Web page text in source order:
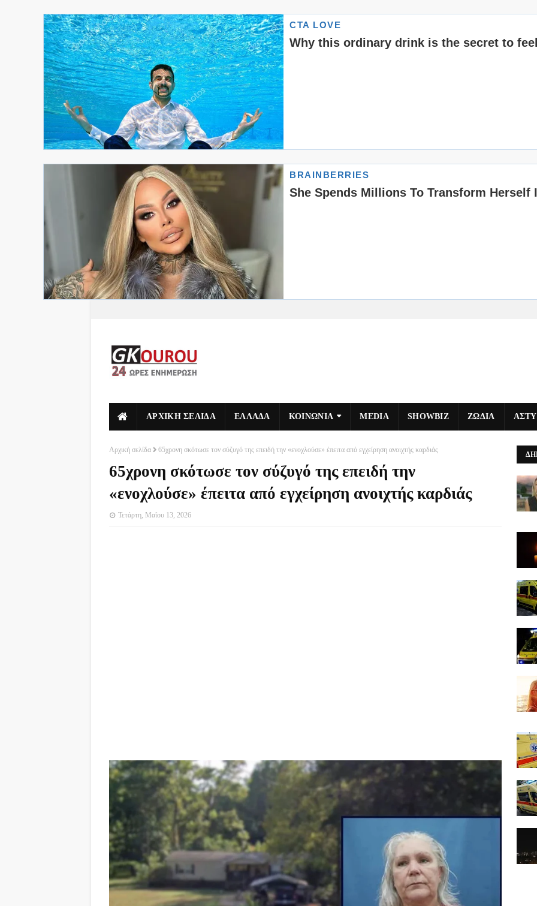
ΑΡΧΙΚΗ ΣΕΛΙΔΑ ΕΛΛΑΔΑ ΚΟΙΝΩΝΙΑ MEDIA SHOWBIZ ΖΩΔΙΑ
Αρχική σελίδα 65χρονη σκότωσε τον σύζυγό της επειδή την «ενοχλούσε» έπειτα από εγχείρηση ανοιχτής καρδιάς
65χρονη σκότωσε τον σύζυγό της επειδή την
«ενοχλούσε» έπειτα από εγχείρηση ανοιχτής καρδιάς
Τετάρτη, Μαΐου 13, 2026